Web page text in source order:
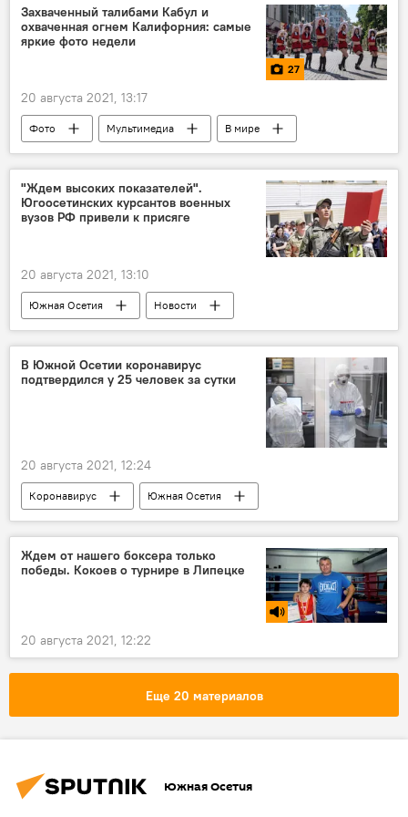
Захваченный талибами Кабул и
охваченная огнем Калифорния: самые
яркие фото недели
27
20 августа 2021, 13:17
Фото Мультимедиа
В мире
Новости
"Ждем высоких показателей".
Югоосетинских курсантов военных
вузов РФ привели к присяге
20 августа 2021, 13:10
Южная Осетия Новости
В Южной Осетии коронавирус
подтвердился у 25 человек за сутки
20 августа 2021, 12:24
Коронавирус
Южная Осетия
Новости
Ждем от нашего боксера только
победы. Кокоев о турнире в Липецке
20 августа 2021, 12:22
Еще 20 материалов
Южная Осетия